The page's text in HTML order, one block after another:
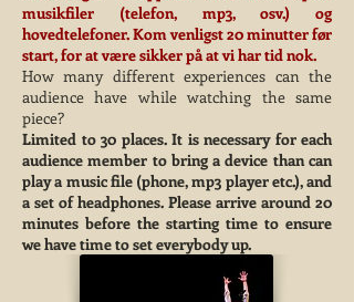
musikfiler (telefon, mp3, osv.) og
hovedtelefoner. Kom venligst 20 minutter før
start, for at være sikker på at vi har tid nok.
How many different experiences can the
audience have while watching the same
piece?
Limited to 30 places. It is necessary for each
audience member to bring a device than can
play a music file (phone, mp3 player etc.), and
a set of headphones. Please arrive around 20
minutes before the starting time to ensure
we have time to set everybody up.